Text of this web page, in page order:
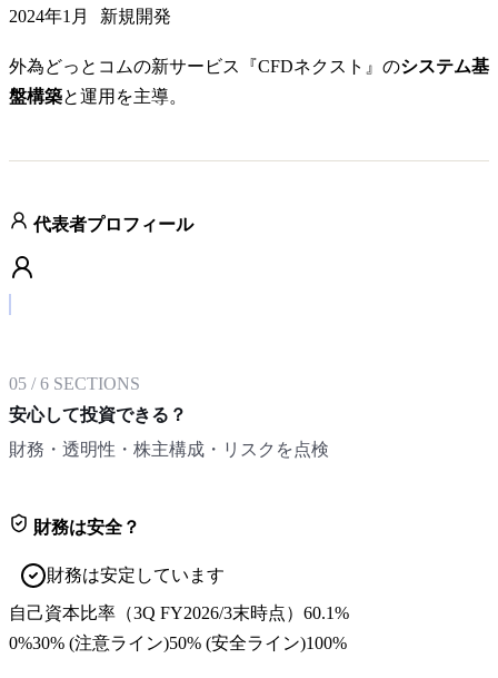
2024年1月 新規開発
外為どっとコムの新サービス『CFDネクスト』のシステム基
盤構築と運用を主導。
代表者プロフィール
05 /6 SECTIONS
安心して投資できる？
財務・透明性・株主構成・リスクを点検
財務は安全？
財務は安定しています
自己資本比率 （3Q FY2026/3末時点） 60.1%
0%30% (注意ライン)50% (安全ライン)100%